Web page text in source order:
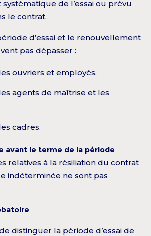
de l’essai ou prévu
le contrat.
d’essai et le renouvellement
pas dépasser :
ouvriers et employés,
agents de maîtrise et les
cadres.
avant le terme de la période
relatives à la résiliation du contrat
indéterminée ne sont pas
distinguer la période d’essai de